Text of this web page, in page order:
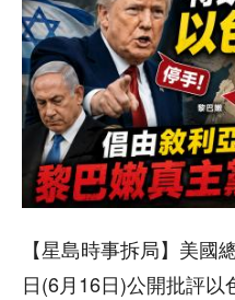
【星島時事拆局】美國
日(6月16日)公開批評以